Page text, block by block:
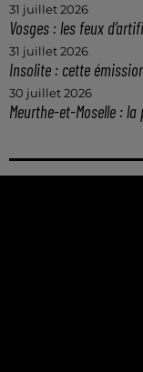
31 juillet 2026
Vosges : les feux
31 juillet 2026
Insolite : cette
30 juillet 2026
Meurthe-et-Moselle :